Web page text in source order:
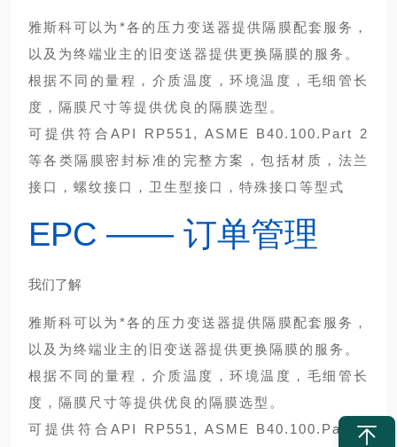
雅斯科可以为*各的压力变送器提供隔膜配套服务，
以及为终端业主的旧变送器提供更换隔膜的服务。
根据不同的量程，介质温度，环境温度，毛细管长
度，隔膜尺寸等提供优良的隔膜选型。
可提供符合API RP551, ASME B40.100.Part 2
等各类隔膜密封标准的完整方案，包括材质，法兰
接口，螺纹接口，卫生型接口，特殊接口等型式
EPC —— 订单管理
我们了解
雅斯科可以为*各的压力变送器提供隔膜配套服务，
以及为终端业主的旧变送器提供更换隔膜的服务。
根据不同的量程，介质温度，环境温度，毛细管长
度，隔膜尺寸等提供优良的隔膜选型。
可提供符合API RP551, ASME B40.100.Part 2